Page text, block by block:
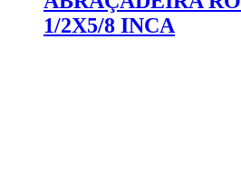
1/2X5/8 INCA